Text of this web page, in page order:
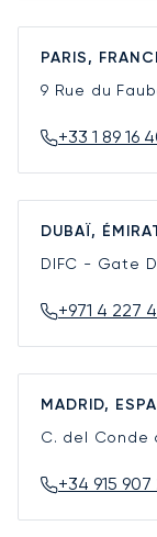
PARIS,
9 Rue du
+33 1 89 16
DUBAÏ,
DIFC - Gate
+971 4 227
MADRID,
C. del Conde
+34 915 907